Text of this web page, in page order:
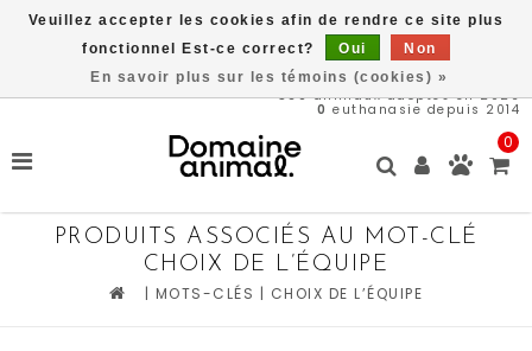
569animaux adoptés en 2026
0 euthanasie depuis 2014
0
PRODUITS ASSOCIÉS AU MOT-CLÉ
CHOIX DE L’ÉQUIPE
| MOTS-CLÉS | CHOIX DE L’ÉQUIPE
Veuillez accepter les cookies afin de rendre ce site plus
fonctionnel Est-ce correct?
Oui
Non
En savoir plus sur les témoins (cookies) »
Livraison gratuite à partir de 89$*